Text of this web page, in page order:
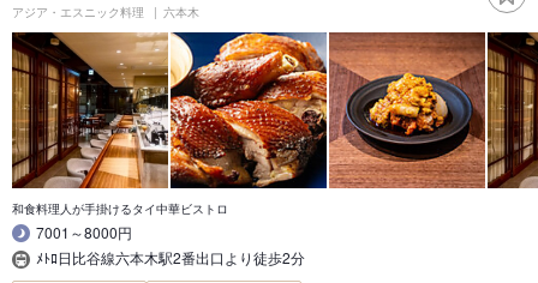
アジア・エスニック料理 六本木
和食料理人が手掛けるタイ中華ビストロ
7001～8000円
ﾒﾄﾛ日比谷線六本木駅2番出口より徒歩2分